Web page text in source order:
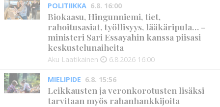
POLITIIKKA 6.8. 16:00
Biokaasu, Hingunniemi, tiet,
rahoitusasiat, työllisyys, lääkäripula… –
ministeri Sari Essayahin kanssa piisasi
keskustelunaiheita
Aku Laatikainen 6.8.2026 16:00
MIELIPIDE 6.8. 15:56
Leikkausten ja veronkorotusten lisäksi
tarvitaan myös rahanhankkijoita